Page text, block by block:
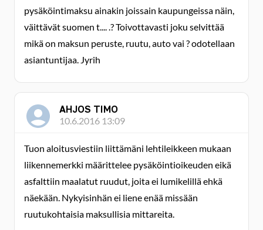
pysäköintimaksu ainakin joissain kaupungeissa näin,
väittävät suomen t.... .? Toivottavasti joku selvittää
mikä on maksun peruste, ruutu, auto vai ? odotellaan
asiantuntijaa. Jyrih
AHJOS TIMO
10.6.2016 13:09
Tuon aloitusviestiin liittämäni lehtileikkeen mukaan
liikennemerkki määrittelee pysäköintioikeuden eikä
asfalttiin maalatut ruudut, joita ei lumikelillä ehkä
näekään. Nykyisinhän ei liene enää missään
ruutukohtaisia maksullisia mittareita.